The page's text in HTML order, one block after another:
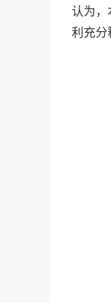
认为，
利充分